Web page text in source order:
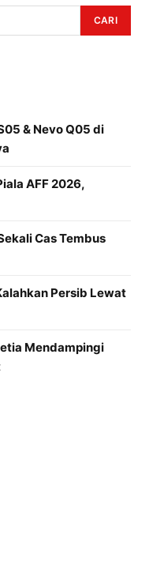
CARI
& Nevo Q05 di
AFF 2026,
Cas Tembus
Persib Lewat
Mendampingi